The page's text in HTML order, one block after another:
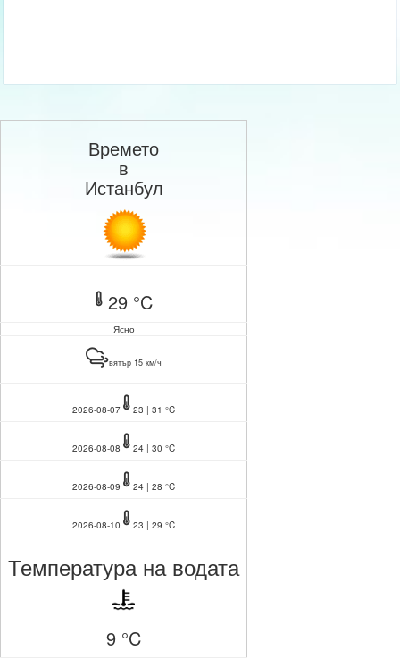
Времето
в
Истанбул
29 °C
Ясно
вятър 15 км/ч
2026-08-07 23 | 31 °C
2026-08-08 24 | 30 °C
2026-08-09 24 | 28 °C
2026-08-10 23 | 29 °C
Температура на водата
9 °C